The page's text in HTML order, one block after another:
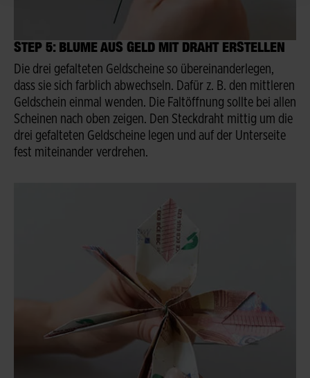
STEP 5: BLUME AUS GELD MIT DRAHT ERSTELLEN
Die drei gefalteten Geldscheine so übereinanderlegen,
dass sie sich farblich abwechseln. Dafür z. B. den mittleren
Geldschein einmal wenden. Die Faltöffnung sollte bei allen
Scheinen nach oben zeigen. Den Steckdraht mittig um die
drei gefalteten Geldscheine legen und auf der Unterseite
fest miteinander verdrehen.